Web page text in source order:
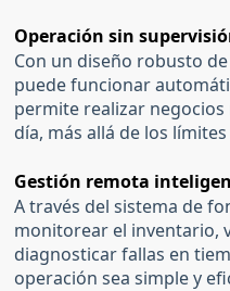
Operación sin
Con un diseño robusto
puede funcionar
permite realizar
día, más allá de los
Gestión remota
A través del sistema de
monitorear el inventario,
diagnosticar fallas en
operación sea simple y